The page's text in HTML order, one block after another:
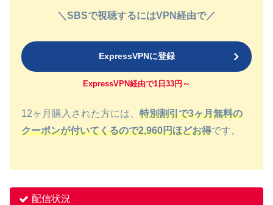
＼SBSで視聴するにはVPN経由で／
ExpressVPNに登録
ExpressVPN経由で1日33円～
12ヶ月購入された方には、 特別割引で3ヶ月無料の
クーポンが付いてくるので2,960円ほどお得です。
配信状況